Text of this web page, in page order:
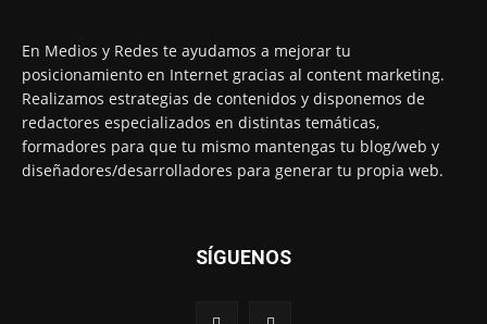
En Medios y Redes te ayudamos a mejorar tu
posicionamiento en Internet gracias al content marketing.
Realizamos estrategias de contenidos y disponemos de
redactores especializados en distintas temáticas,
formadores para que tu mismo mantengas tu blog/web y
diseñadores/desarrolladores para generar tu propia web.
SÍGUENOS